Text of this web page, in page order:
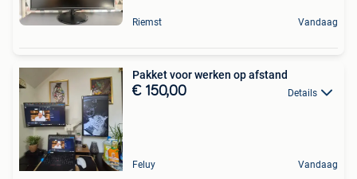
Riemst Vandaag
Pakket voor werken op afstand
€ 150,00 Details
Feluy Vandaag